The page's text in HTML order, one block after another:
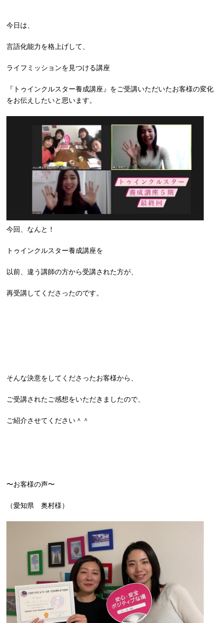
今日は、
言語化能力を格上げして、
ライフミッションを見つける講座
『トゥインクルスター養成講座』をご受講いただいたお客様の変化
をお伝えしたいと思います。
今回、なんと！
トゥインクルスター養成講座を
以前、違う講師の方から受講された方が、
再受講してくださったのです。
そんな決意をしてくださったお客様から、
ご受講されたご感想をいただきましたので、
ご紹介させてください＾＾
〜お客様の声〜
（愛知県 奥村様）